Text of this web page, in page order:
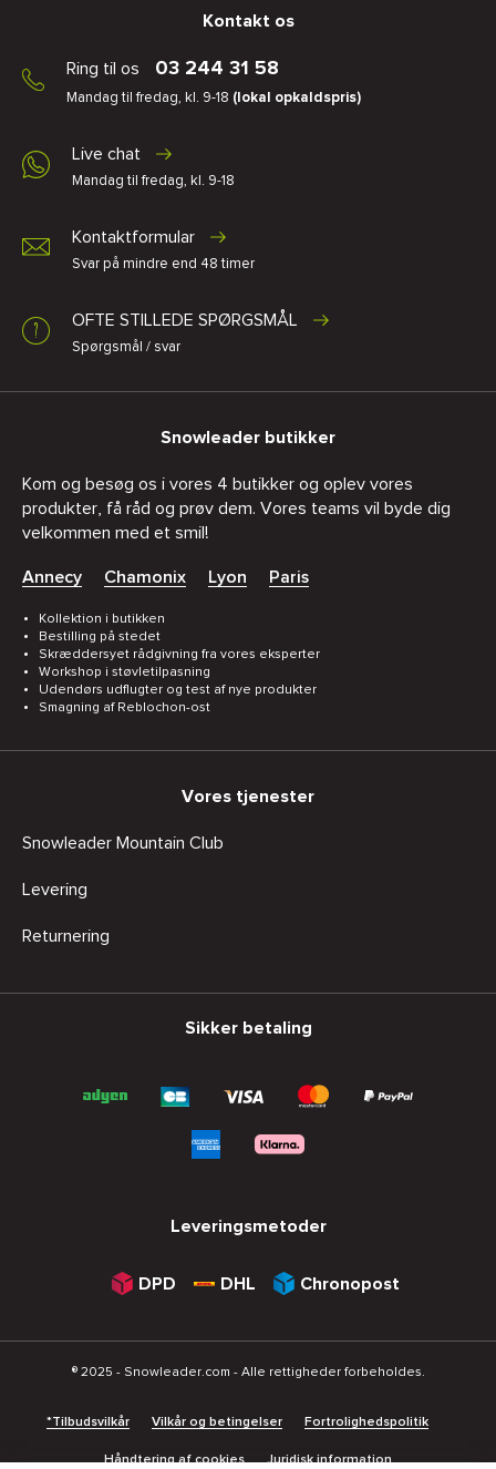
Kontakt os
Ring til os 03 244 31 58
Mandag til fredag, kl. 9-18 (lokal opkaldspris)
Live chat
Mandag til fredag, kl. 9-18
Kontaktformular
Svar på mindre end 48 timer
OFTE STILLEDE SPØRGSMÅL
Spørgsmål / svar
Snowleader butikker
Kom og besøg os i vores 4 butikker og oplev vores
produkter, få råd og prøv dem. Vores teams vil byde dig
velkommen med et smil!
Annecy Chamonix Lyon Paris
Kollektion i butikken
Bestilling på stedet
Skræddersyet rådgivning fra vores eksperter
Workshop i støvletilpasning
Udendørs udflugter og test af nye produkter
Smagning af Reblochon-ost
Vores tjenester
Snowleader Mountain Club
Levering
Returnering
Sikker betaling
Leveringsmetoder
DPD DHL Chronopost
® 2025 - Snowleader.com - Alle rettigheder forbeholdes.
*Tilbudsvilkår Vilkår og betingelser Fortrolighedspolitik
Håndtering af cookies Juridisk information